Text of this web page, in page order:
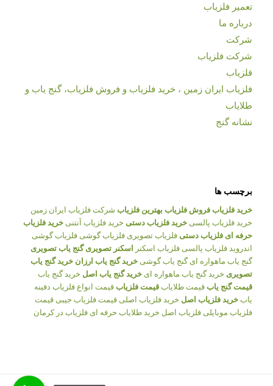
تعمیر فلزیاب
درباره ما
شرکت
شرکت فلزیاب
فلزیاب
فلزیاب ایران زمین ، خرید فلزیاب و فروش فلزیاب، گنج یاب و
طلایاب
نشانه گنج
برچسب ها
خرید فلزیاب فروش فلزیاب بهترین فلزیاب شرکت فلزیاب ایران زمین
خرید فلزیاب پالسی خرید فلزیاب دستی خرید فلزیاب آنتنی خرید فلزیاب
حرفه ای فلزیاب دستی فلزیاب تصویری فلزیاب گوشی فلزیاب گوشی
اندروید فلزیاب پالسی فلزیاب اسکنر اسکنر تصویری گنج یاب تصویری
گنج یاب ماهواره ای گنج یاب گوشی خرید گنج یاب ارزان خرید گنج یاب
تصویری خرید گنج یاب ماهواره ای خرید گنج یاب اصل خرید گنج یاب
قیمت گنج یاب قیمت طلایاب قیمت فلزیاب قیمت انواع فلزیاب دفینه
یاب خرید فلزیاب اصل خرید فلزیاب اصلی قیمت فلزیاب جیبی قیمت
فلزیاب موبایلی فلزیاب اصل خرید طلایاب حرفه ای فلزیاب در کرمان